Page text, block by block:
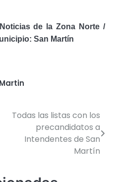
de la Zona Norte /
San Martín
Todas las listas con los
precandidatos a
Intendentes de San
Martín